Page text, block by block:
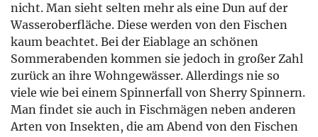
nicht. Man sieht selten mehr als eine Dun auf der
Wasseroberfläche. Diese werden von den Fischen
kaum beachtet. Bei der Eiablage an schönen
Sommerabenden kommen sie jedoch in großer Zahl
zurück an ihre Wohngewässer. Allerdings nie so
viele wie bei einem Spinnerfall von Sherry Spinnern.
Man findet sie auch in Fischmägen neben anderen
Arten von Insekten, die am Abend von den Fischen